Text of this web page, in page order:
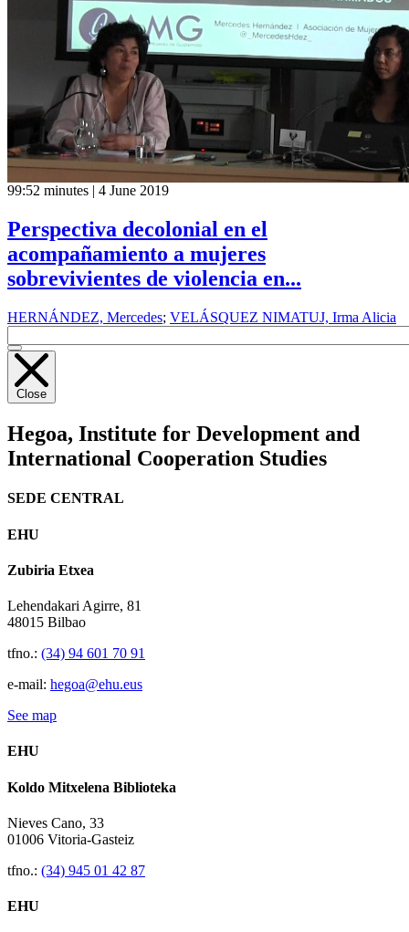
99:52 minutes | 4 June 2019
Perspectiva decolonial en el
acompañamiento a mujeres
sobrevivientes de violencia en...
HERNÁNDEZ, Mercedes; VELÁSQUEZ NIMATUJ, Irma Alicia
Close
Hegoa, Institute for Development and
International Cooperation Studies
SEDE CENTRAL
EHU
Zubiria Etxea
Lehendakari Agirre, 81
48015 Bilbao
tfno.: (34) 94 601 70 91
e-mail: hegoa@ehu.eus
See map
EHU
Koldo Mitxelena Biblioteka
Nieves Cano, 33
01006 Vitoria-Gasteiz
tfno.: (34) 945 01 42 87
EHU